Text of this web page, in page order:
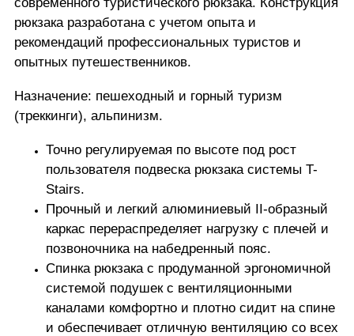
рюкзака разработана с учетом опыта и
рекомендаций профессиональных туристов и
опытных путешественников.
Назначение: пешеходный и горный туризм
(треккинги), альпинизм.
Точно регулируемая по высоте под рост
пользователя подвеска рюкзака системы T-
Stairs.
Прочный и легкий алюминиевый II-образный
каркас перераспределяет нагрузку с плечей и
позвоночника на набедренный пояс.
Спинка рюкзака с продуманной эргономичной
системой подушек с вентиляционными
каналами комфортно и плотно сидит на спине
и обеспечивает отличную вентиляцию со всех